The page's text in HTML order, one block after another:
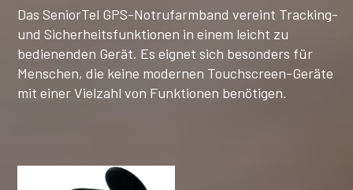
Das SeniorTel GPS-Notrufarmband vereint Tracking-
und Sicherheitsfunktionen in einem leicht zu
bedienenden Gerät. Es eignet sich besonders für
Menschen, die keine modernen Touchscreen-Geräte
mit einer Vielzahl von Funktionen benötigen.